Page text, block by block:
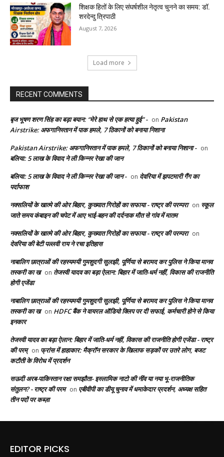
शिक्षक हितों के लिए संघर्षशील नेतृत्व चुनने का समय: डॉ.
शरदेन्दु त्रिपाठी
August 7, 2026
Load more
RECENT COMMENTS
बृज भूषण शरण सिंह का बड़ा बयान: “मेरे हाथ से एक हत्या हुई” - on Pakistan
Airstrike: अफगानिस्तान में पाक हमले, 7 ठिकानों को बनाया निशाना
Pakistan Airstrike: अफगानिस्तान में पाक हमले, 7 ठिकानों को बनाया निशाना - on
बलिया: 5 लाख के विवाद ने ली किन्नर रेखा की जान
बलिया: 5 लाख के विवाद ने ली किन्नर रेखा की जान - on देवरिया में झपटमारी गैंग का
पर्दाफाश
नक्सलियों के खात्मे की ओर बिहार, कुख्यात गिरोहों का सफाया - राष्ट्र की परम्परा on स्कूल
जाते समय कंबाइन की चपेट में आए भाई-बहन की दर्दनाक मौत से गांव में मातम
नक्सलियों के खात्मे की ओर बिहार, कुख्यात गिरोहों का सफाया - राष्ट्र की परम्परा on
देवरिया की बेटी पल्लवी राय ने रचा इतिहास
नाबालिग छात्राओं की रहस्यमयी गुमशुदगी सुलझी, पूर्णिया से बरामद कर पुलिस ने किया मानव
तस्करी का ख on तेजस्वी यादव का बड़ा ऐलान: बिहार में जाति-धर्म नहीं, विकास की राजनीति
होगी एजेंडा
नाबालिग छात्राओं की रहस्यमयी गुमशुदगी सुलझी, पूर्णिया से बरामद कर पुलिस ने किया मानव
तस्करी का ख on HDFC बैंक ने वायरल ऑडियो क्लिप पर दी सफाई, कर्मचारी होने से किया
इनकार
तेजस्वी यादव का बड़ा ऐलान: बिहार में जाति-धर्म नहीं, विकास की राजनीति होगी एजेंडा - राष्ट्र
की परम् on फ्रांस में हाहाकार: मैक्रॉन सरकार के खिलाफ सड़कों पर उतरे लोग, बजट
कटौती के विरोध में प्रदर्शन
सऊदी अरब-पाकिस्तान रक्षा समझौता- इस्लामिक नाटो की नींव या नया भू-राजनीतिक
संतुलन? - राष्ट्र की परम on एबीवीपी का डीयू चुनाव में धमाकेदार प्रदर्शन, अध्यक्ष सहित
तीन पदों पर कब्ज़ा
EDITOR PICKS